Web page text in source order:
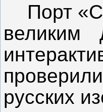
Порт
великим
русских